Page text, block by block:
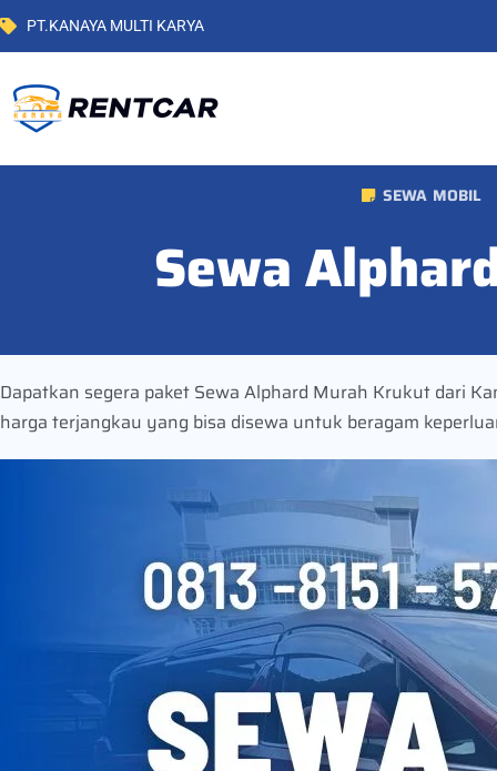
PT.KANAYA MULTI KARYA
SEWA MOBIL
Sewa
Dapatkan segera paket Sewa Alphard Murah Krukut dari
harga terjangkau yang bisa disewa untuk beragam